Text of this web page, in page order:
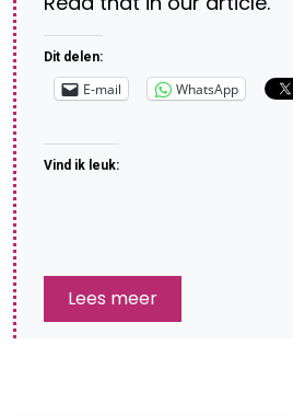
Dit delen:
E-mail WhatsApp
Vind ik leuk:
Lees meer